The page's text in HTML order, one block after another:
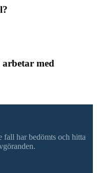
med
fall har bedömts och hitta